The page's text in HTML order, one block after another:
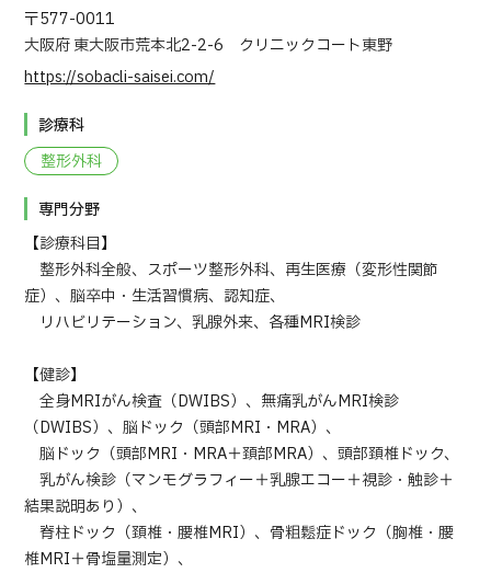
〒577-0011
大阪府 東大阪市荒本北2-2-6 クリニックコート東野
https://sobacli-saisei.com/
診療科
整形外科
専門分野
【診療科目】
整形外科全般、スポーツ整形外科、再生医療（変形性関節
症）、脳卒中・生活習慣病、認知症、
リハビリテーション、乳腺外来、各種MRI検診
【健診】
全身MRIがん検査（DWIBS）、無痛乳がんMRI検診
（DWIBS）、脳ドック（頭部MRI・MRA）、
脳ドック（頭部MRI・MRA＋頚部MRA）、頭部頚椎ドック、
乳がん検診（マンモグラフィー＋乳腺エコー＋視診・触診＋
結果説明あり）、
脊柱ドック（頚椎・腰椎MRI）、骨粗鬆症ドック（胸椎・腰
椎MRI＋骨塩量測定）、